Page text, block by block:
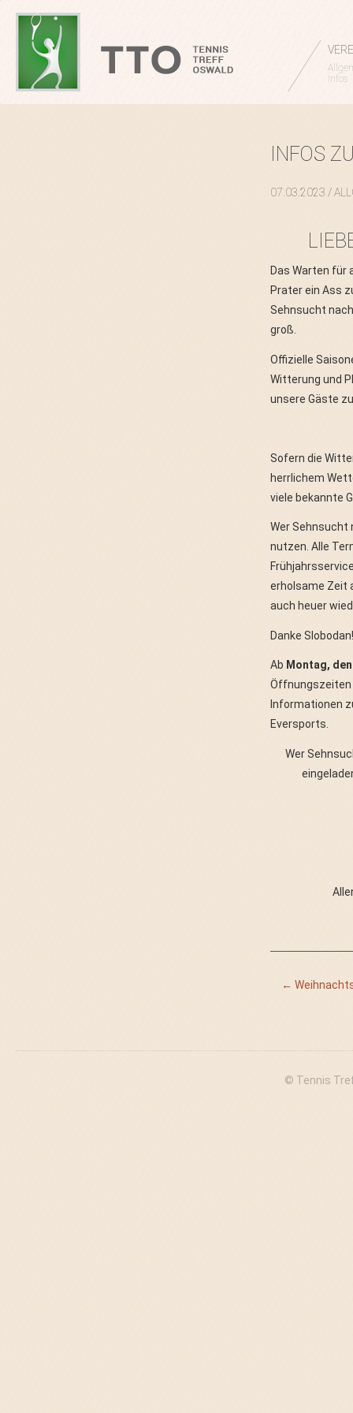
Infos
INFOS
07.03.2023 /
Das Warten für
Prater ein Ass
Sehnsucht
groß.
Offizielle
Witterung und
unsere Gäste
Sofern die
herrlichem
viele bekannte
Wer Sehnsucht
nutzen. Alle
erholsame Zeit
auch heuer
Danke
Ab Montag,
Informationen
Eversports.
Wer
←
© Tennis